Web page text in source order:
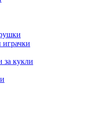
играчки
за кукли